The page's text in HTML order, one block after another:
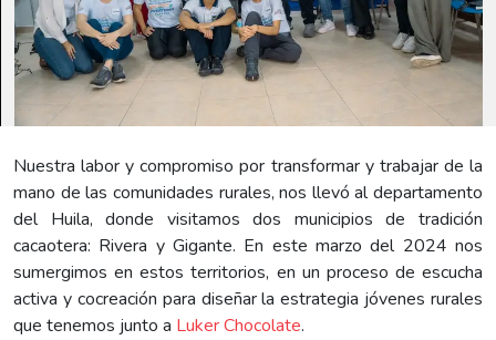
Nuestra labor y compromiso por transformar y trabajar de la
mano de las comunidades rurales, nos llevó al departamento
del Huila, donde visitamos dos municipios de tradición
cacaotera: Rivera y Gigante. En este marzo del 2024 nos
sumergimos en estos territorios, en un proceso de escucha
activa y cocreación para diseñar la estrategia jóvenes rurales
que tenemos junto a Luker Chocolate.